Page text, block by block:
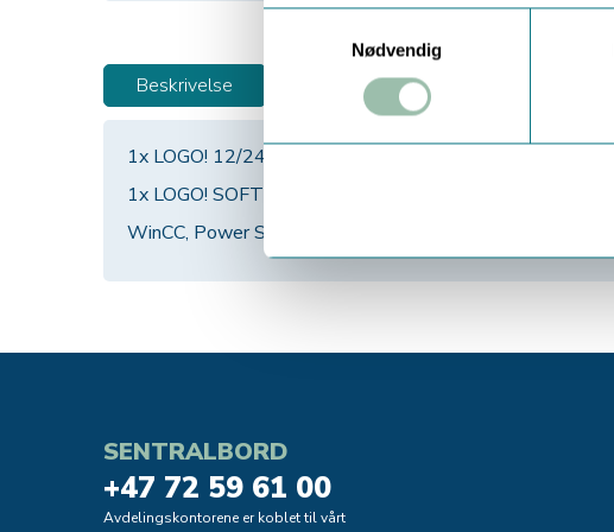
Nødvendig
Beskrivelse
1x LOGO! 12/24RCE
1x LOGO! SOFT Comfort V 8.2
WinCC, Power Supply.
SENTRALBORD
+47 72 59 61 00
Avdelingskontorene er koblet til vårt